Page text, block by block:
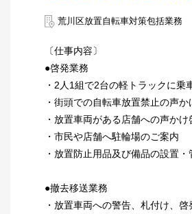
荒川区放置自転車対策包括業務
〔仕事内容〕
●啓発業務
・2人1組で2台の軽トラックに乗
・街頭での自転車放置禁止の声か
・放置車両がある店舗への声かけ
・市民や店舗へ駐輪場のご案内
・放置防止用品及び備品の設置・
●撤去移送業務
・放置車両への警告、札付け、啓